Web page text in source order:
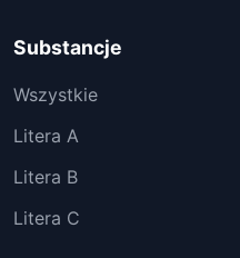
Substancje
Wszystkie
Litera A
Litera B
Litera C